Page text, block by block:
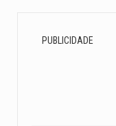
PUBLICIDADE